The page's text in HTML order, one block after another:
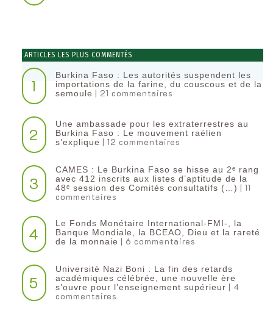
ARTICLES LES PLUS COMMENTÉS
1
Burkina Faso : Les autorités suspendent les
importations de la farine, du couscous et de la
semoule | 21 commentaires
2
Une ambassade pour les extraterrestres au
Burkina Faso : Le mouvement raëlien
s’explique | 12 commentaires
3
CAMES : Le Burkina Faso se hisse au 2ᵉ rang
avec 412 inscrits aux listes d’aptitude de la
48ᵉ session des Comités consultatifs (…) | 11
commentaires
4
Le Fonds Monétaire International-FMI-, la
Banque Mondiale, la BCEAO, Dieu et la rareté
de la monnaie | 6 commentaires
5
Université Nazi Boni : La fin des retards
académiques célébrée, une nouvelle ère
s’ouvre pour l’enseignement supérieur | 4
commentaires